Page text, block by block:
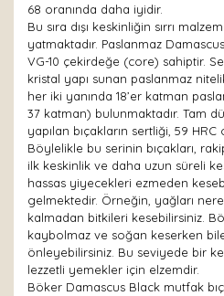
68 oranında daha iyidir.
Bu sıra dışı keskinliğin sırrı
yatmaktadır. Paslanmaz
VG-10 çekirdeğe (core) sahiptir.
kristal yapı sunan paslanmaz
her iki yanında 18’er katman
37 katman) bulunmaktadır. Tam
yapılan bıçakların sertliği, 59
Böylelikle bu serinin bıçakları,
ilk keskinlik ve daha uzun süreli
hassas yiyecekleri ezmeden
gelmektedir. Örneğin, yağları
kalmadan bitkileri kesebilirsiniz.
kaybolmaz ve soğan keserken
önleyebilirsiniz. Bu seviyede bir
lezzetli yemekler için elzemdir.
Böker Damascus Black mutfak